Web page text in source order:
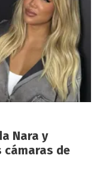
Nara y
de